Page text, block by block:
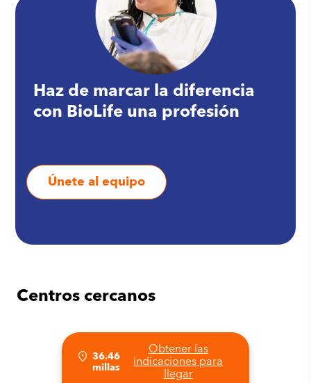
Haz de marcar la diferencia
con BioLife una profesión
Únete al equipo
Centros cercanos
36.46
millas
Obtener las
indicaciones para
llegar